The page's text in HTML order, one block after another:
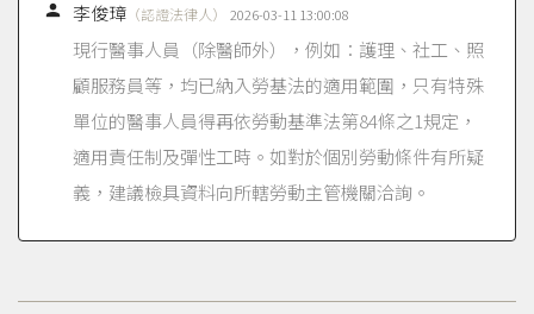
 李俊璋 （認證法律人） 2026-03-11 13:00:08
現行醫事人員（除醫師外），例如：護理、社工、照
顧服務員等，均已納入勞基法的適用範圍，只有特殊
單位的醫事人員得再依勞動基準法第84條之1規定，
適用責任制及彈性工時。如對於個別勞動條件有所疑
義，建議檢具資料向所轄勞動主管機關洽詢。